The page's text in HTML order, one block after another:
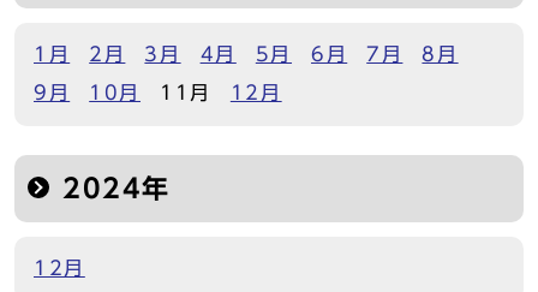
1月 2月 3月 4月 5月 6月 7月
8月
9月
10月 11月 12月
2024年
12月